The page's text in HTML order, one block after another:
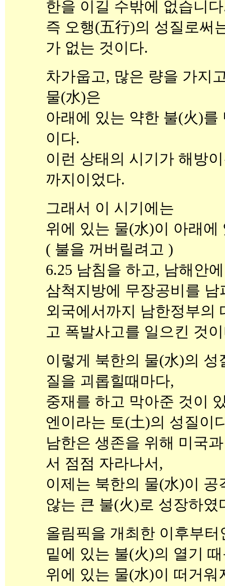
한을 이길 수밖에 없습니
즉 오행(五行)의 성질로써
가 없는 것이다.
차가웁고, 많은 량을 가지
물(水)은
아래에 있는 약한 불(火)
이다.
이런 상태의 시기가 해방
까지이었다.
그래서 이 시기에는
위에 있는 물(水)이 아래
( 불을 꺼버릴려고 )
6.25 남침을 하고, 남해안
삼척지방에 무장공비를 남
외국에서까지 남한정부의
고 폭발사고를 일으킨 것
이렇게 북한의 물(水)의
질을 괴롭힐때마다,
중재를 하고 막아준 것이
엔이라는 토(土)의 성질이
남한은 생존을 위해 미국
서 점점 자라나서,
이제는 북한의 물(水)이
않는 큰 불(火)로 성장하였
올림픽을 개최한 이후부
밑에 있는 불(火)의 열기
위에 있는 물(水)이 떠거